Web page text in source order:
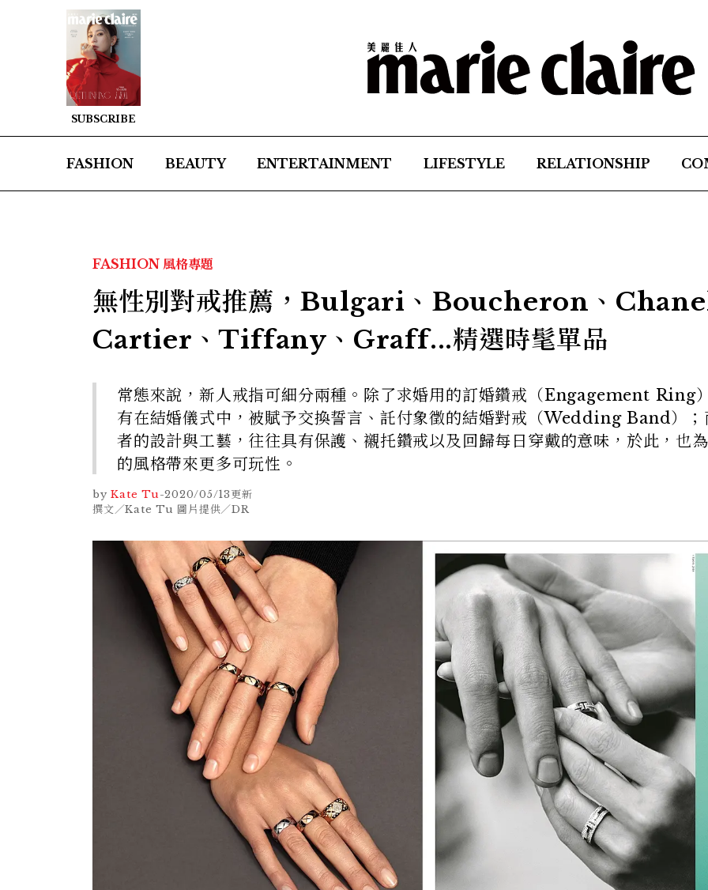
SUBSCRIBE
FASHION BEAUTY ENTERTAINMENT LIFESTYLE RELATIONSHIP
FASHION 風格專題
無性別對戒推薦，Bulgari、Boucheron、
Cartier、Tiffany、Graff...精選時髦單品
常態來說，新人戒指可細分兩種。除了求婚用的訂婚鑽戒（Engagement Ring
有在結婚儀式中，被賦予交換誓言、託付象徵的結婚對戒（Wedding Band）；
者的設計與工藝，往往具有保護、襯托鑽戒以及回歸每日穿戴的意味，於此，也
的風格帶來更多可玩性。
by Kate Tu-2020/05/13更新
撰文／Kate Tu 圖片提供／DR